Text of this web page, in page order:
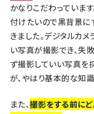
かなりこだわっていま
付けたいので黒背景に
きました。デジタルカ
い写真が撮影でき、失
ず撮影していい写真を
が、やはり基本的な知
また、撮影をする前に